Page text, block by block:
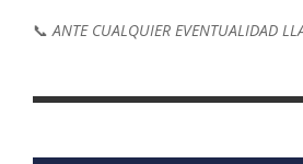
📞 ANTE CUALQUIER EVENTUALIDAD